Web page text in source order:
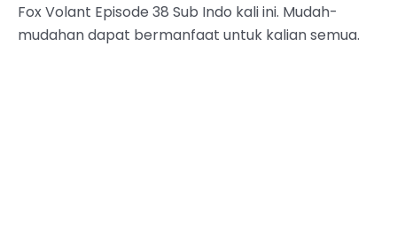
Fox Volant Episode 38 Sub Indo kali ini. Mudah-
mudahan dapat bermanfaat untuk kalian semua.